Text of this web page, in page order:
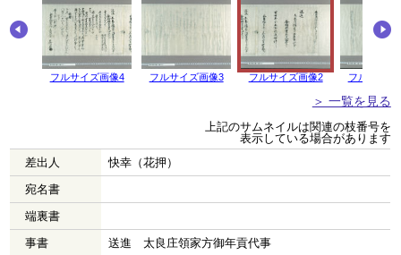
フルサイズ画像4 フルサイズ画像3 フルサイズ画像2 フルサイズ
＞ 一覧を見る
上記のサムネイルは関連の枝番号を
表示している場合があります
差出人
快幸（花押）
宛名書
端裏書
事書
送進 太良庄領家方御年貢代事